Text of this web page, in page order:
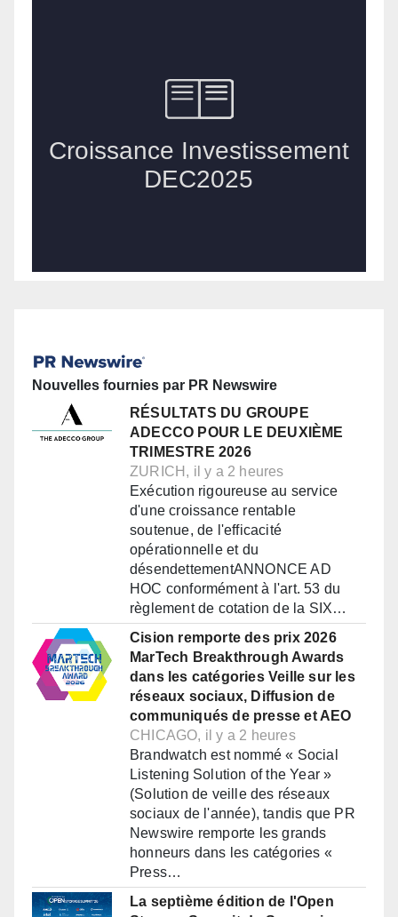
Nouvelles fournies par PR Newswire
RÉSULTATS DU GROUPE
ADECCO POUR LE DEUXIÈME
TRIMESTRE 2026
ZURICH, il y a 2 heures
Exécution rigoureuse au service
d'une croissance rentable
soutenue, de l'efficacité
opérationnelle et du
désendettementANNONCE AD
HOC conformément à l'art. 53 du
règlement de cotation de la SIX…
Cision remporte des prix 2026
MarTech Breakthrough Awards
dans les catégories Veille sur les
réseaux sociaux, Diffusion de
communiqués de presse et AEO
CHICAGO, il y a 2 heures
Brandwatch est nommé « Social
Listening Solution of the Year »
(Solution de veille des réseaux
sociaux de l'année), tandis que PR
Newswire remporte les grands
honneurs dans les catégories «
Press…
La septième édition de l'Open